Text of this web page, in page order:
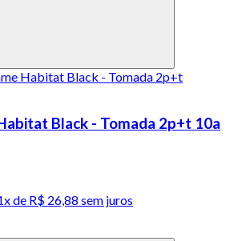
Black - Tomada 2p+t 10a
de R$ 26,88 sem juros